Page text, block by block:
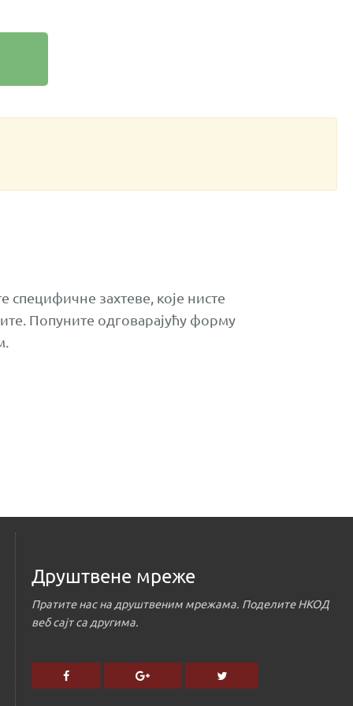
захтеве, које нисте
Попуните одговарајућу форму
Друштвене мреже
Пратите нас на друштвеним мрежама. Поделите НКОД
веб сајт са другима.